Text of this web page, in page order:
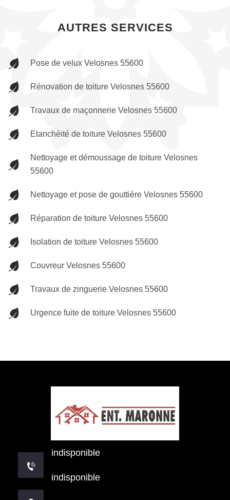
AUTRES SERVICES
Pose de velux Velosnes 55600
Rénovation de toiture Velosnes 55600
Travaux de maçonnerie Velosnes 55600
Etanchéité de toiture Velosnes 55600
Nettoyage et démoussage de toiture Velosnes
55600
Nettoyage et pose de gouttière Velosnes 55600
Réparation de toiture Velosnes 55600
Isolation de toiture Velosnes 55600
Couvreur Velosnes 55600
Travaux de zinguerie Velosnes 55600
Urgence fuite de toiture Velosnes 55600
indisponible
indisponible